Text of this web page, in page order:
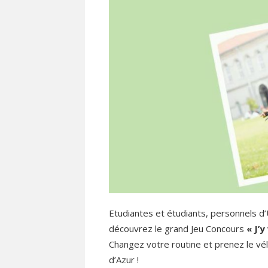
Etudiantes et étudiants, personnels
découvrez le grand Jeu Concours «
Changez votre routine et prenez le
d’Azur !